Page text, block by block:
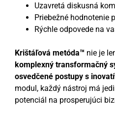
Uzavretá diskusná
Priebežné hodnotenie
Rýchle odpovede na
Krištáľová metóda™ nie je
komplexný transformačný
osvedčené postupy s
modul, každý nástroj má
potenciál na prosperujúci